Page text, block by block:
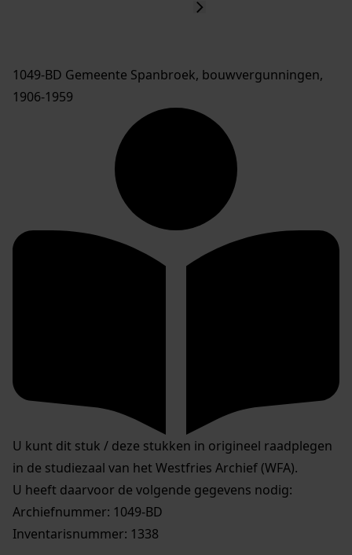
1049-BD Gemeente Spanbroek, bouwvergunningen,
1906-1959
U kunt dit stuk / deze stukken in origineel raadplegen
in de studiezaal van het Westfries Archief (WFA).
U heeft daarvoor de volgende gegevens nodig:
Archiefnummer: 1049-BD
Inventarisnummer: 1338